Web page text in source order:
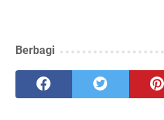
Berbagi